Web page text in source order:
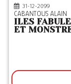
31-12-2099
CABANTOUS ALAIN
ILES
ET